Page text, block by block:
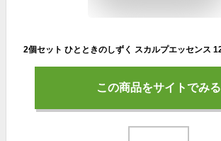
この商品をサイトでみる